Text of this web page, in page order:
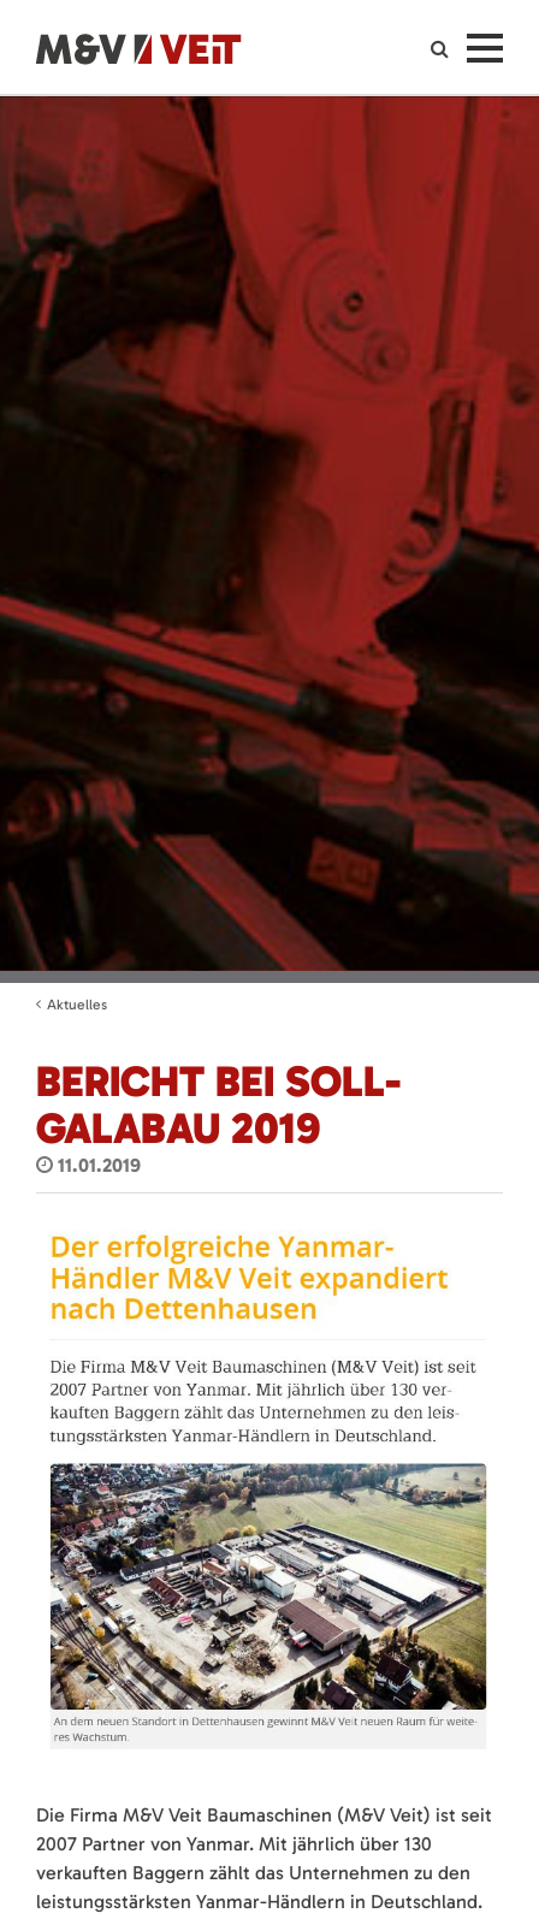
Aktuelles
BERICHT BEI SOLL-
GALABAU 2019
11.01.2019
Die Firma M&V Veit Baumaschinen (M&V Veit) ist seit
2007 Partner von Yanmar. Mit jährlich über 130
verkauften Baggern zählt das Unternehmen zu den
leistungsstärksten Yanmar-Händlern in Deutschland.